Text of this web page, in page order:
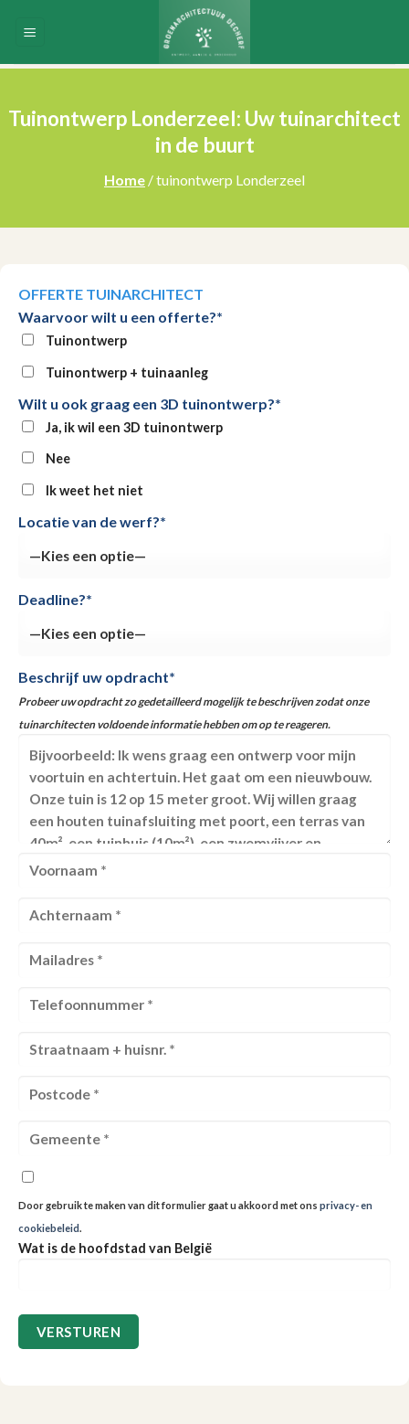
Tuinontwerp Londerzeel: Uw tuinarchitect
in de buurt
Home / tuinontwerp Londerzeel
OFFERTE TUINARCHITECT
Waarvoor wilt u een offerte?*
Tuinontwerp
Tuinontwerp + tuinaanleg
Wilt u ook graag een 3D tuinontwerp?*
Ja, ik wil een 3D tuinontwerp
Nee
Ik weet het niet
Locatie van de werf?*
Deadline?*
Beschrijf uw opdracht*
Probeer uw opdracht zo gedetailleerd mogelijk te beschrijven zodat onze
tuinarchitecten voldoende informatie hebben om op te reageren.
Door gebruik te maken van dit formulier gaat u akkoord met ons privacy- en
cookiebeleid.
Wat is de hoofdstad van België